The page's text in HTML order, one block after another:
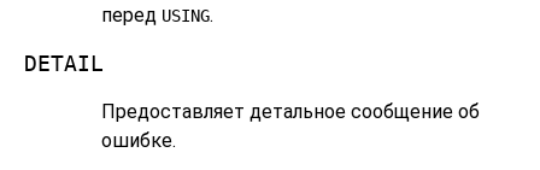
перед USING.
DETAIL
Предоставляет детальное сообщение об
ошибке.